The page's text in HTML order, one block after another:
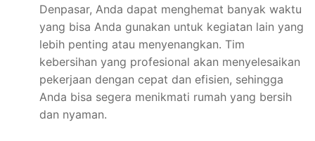
Denpasar, Anda dapat menghemat banyak waktu
yang bisa Anda gunakan untuk kegiatan lain yang
lebih penting atau menyenangkan. Tim
kebersihan yang profesional akan menyelesaikan
pekerjaan dengan cepat dan efisien, sehingga
Anda bisa segera menikmati rumah yang bersih
dan nyaman.